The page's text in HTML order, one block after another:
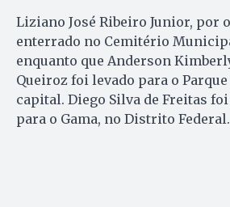
Liziano José Ribeiro Junior, por
enterrado no Cemitério
enquanto que Anderson
Queiroz foi levado para o
capital. Diego Silva de Freitas
para o Gama, no Distrito Federal.